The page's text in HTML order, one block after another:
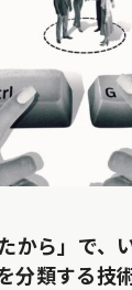
から」で、
分類する